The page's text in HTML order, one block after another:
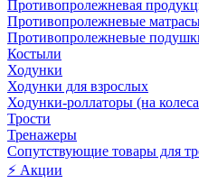
Противопролежневая
Противопролежневые
Противопролежневые
Костыли
Ходунки
Ходунки для взрослых
Ходунки-роллаторы (на
Трости
Тренажеры
Сопутствующие товары для
⚡ Акции